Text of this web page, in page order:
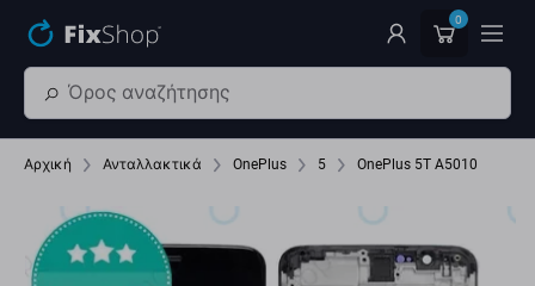
0
Αρχική Ανταλλακτικά OnePlus 5 OnePlus 5T A5010